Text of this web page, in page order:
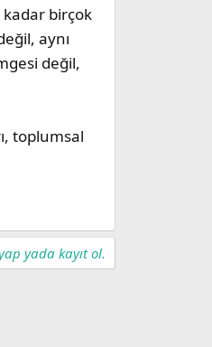
birçok
aynı
değil,
toplumsal
yada kayıt ol.